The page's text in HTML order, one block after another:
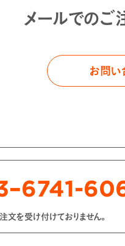
メールでのご
お問い
を受け付けておりません。